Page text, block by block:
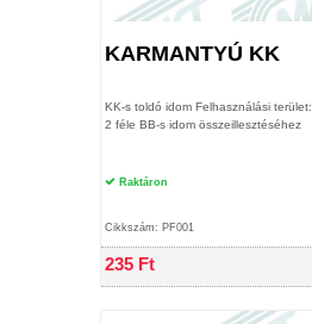
KARMANTYÚ KK
KK-s toldó idom Felhasználási terület:
2 féle BB-s idom összeillesztéséhez
Raktáron
Cikkszám: PF001
235 Ft